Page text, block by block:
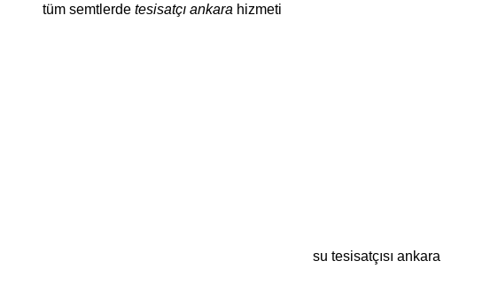
tüm semtlerde tesisatçı ankara hizmeti
su tesisatçısı ankara